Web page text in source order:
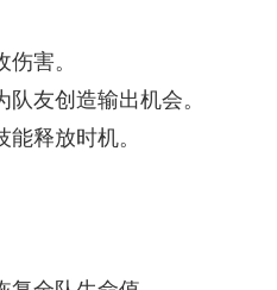
害。
友创造输出机会。
释放时机。